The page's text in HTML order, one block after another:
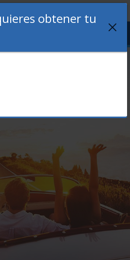
Menu
obtener tu